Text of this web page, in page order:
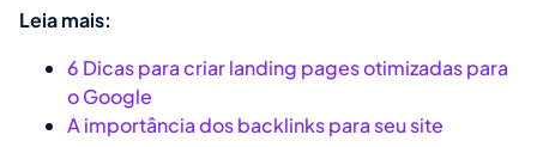
Leia mais:
6 Dicas para criar landing pages otimizadas para
o Google
A importância dos backlinks para seu site